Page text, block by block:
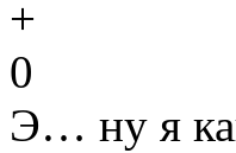
0
Э… ну я